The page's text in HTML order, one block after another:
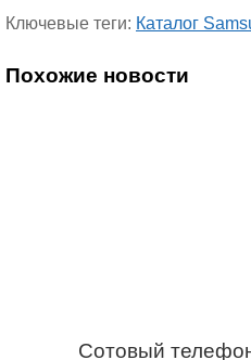
Ключевые теги: Каталог
Похожие новости
Сотовый